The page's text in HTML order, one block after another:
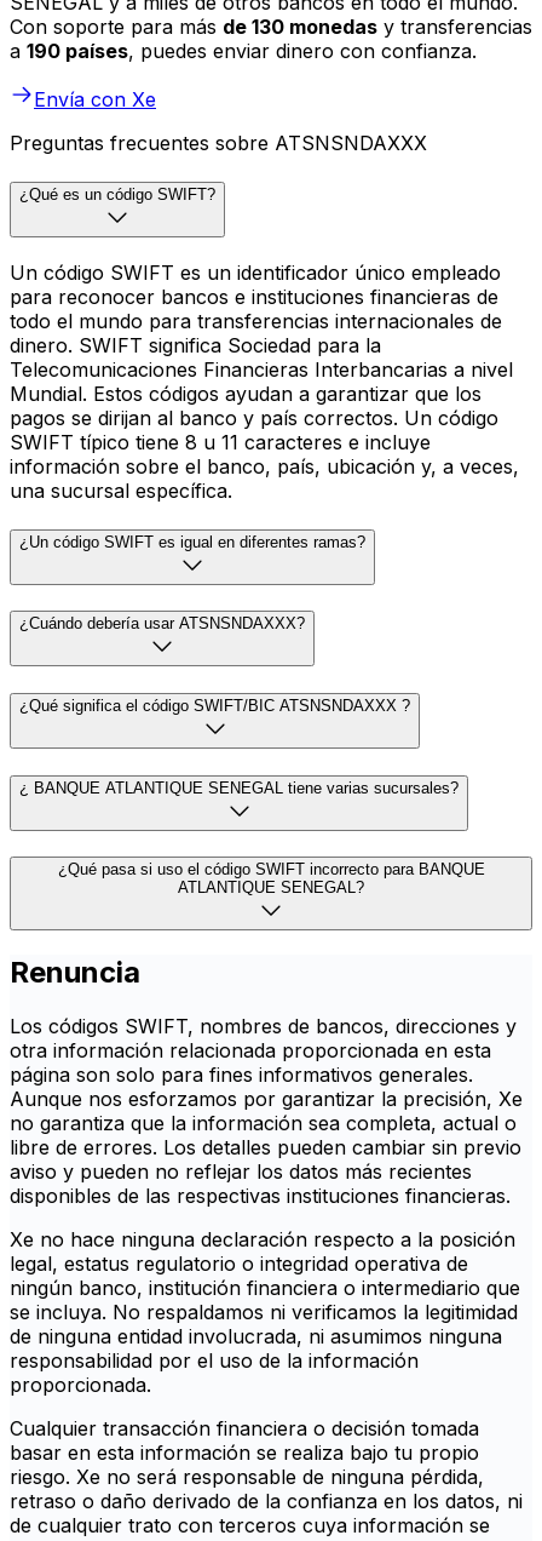
Con soporte para más de 130 monedas y transferencias
a 190 países, puedes enviar dinero con confianza.
Envía con Xe
Preguntas frecuentes sobre ATSNSNDAXXX
¿Qué es un código SWIFT?
Un código SWIFT es un identificador único empleado
para reconocer bancos e instituciones financieras de
todo el mundo para transferencias internacionales de
dinero. SWIFT significa Sociedad para la
Telecomunicaciones Financieras Interbancarias a nivel
Mundial. Estos códigos ayudan a garantizar que los
pagos se dirijan al banco y país correctos. Un código
SWIFT típico tiene 8 u 11 caracteres e incluye
información sobre el banco, país, ubicación y, a veces,
una sucursal específica.
¿Un código SWIFT es igual en diferentes ramas?
¿Cuándo debería usar ATSNSNDAXXX?
¿Qué significa el código SWIFT/BIC ATSNSNDAXXX ?
¿ BANQUE ATLANTIQUE SENEGAL tiene varias sucursales?
¿Qué pasa si uso el código SWIFT incorrecto para BANQUE
ATLANTIQUE SENEGAL?
Renuncia
Los códigos SWIFT, nombres de bancos, direcciones y
otra información relacionada proporcionada en esta
página son solo para fines informativos generales.
Aunque nos esforzamos por garantizar la precisión, Xe
no garantiza que la información sea completa, actual o
libre de errores. Los detalles pueden cambiar sin previo
aviso y pueden no reflejar los datos más recientes
disponibles de las respectivas instituciones financieras.
Xe no hace ninguna declaración respecto a la posición
legal, estatus regulatorio o integridad operativa de
ningún banco, institución financiera o intermediario que
se incluya. No respaldamos ni verificamos la legitimidad
de ninguna entidad involucrada, ni asumimos ninguna
responsabilidad por el uso de la información
proporcionada.
Cualquier transacción financiera o decisión tomada
basar en esta información se realiza bajo tu propio
riesgo. Xe no será responsable de ninguna pérdida,
retraso o daño derivado de la confianza en los datos, ni
de cualquier trato con terceros cuya información se